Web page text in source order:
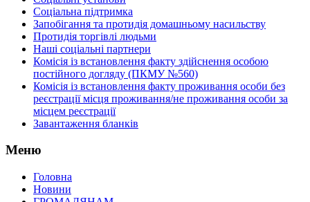
Соціальна підтримка
Запобігання та протидія домашньому насильству
Протидія торгівлі людьми
Наші соціальні партнери
Комісія із встановлення факту здійснення особою
постійного догляду (ПКМУ №560)
Комісія із встановлення факту проживання особи без
реєстрації місця проживання/не проживання особи за
місцем реєстрації
Завантаження бланків
Меню
Головна
Новини